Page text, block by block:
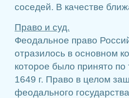
соседей. В качестве
Право и суд.
Феодальное право
отразилось в основном
которое было принято
1649 г. Право в целом
феодального